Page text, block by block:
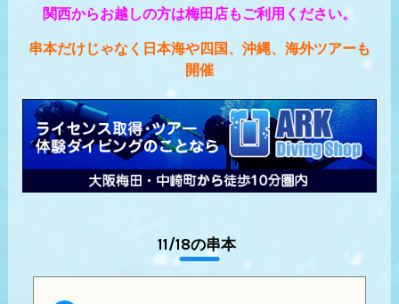
関西からお越しの方は梅田店もご利用ください。
串本だけじゃなく日本海や四国、沖縄、海外ツアーも
開催
11/18の串本